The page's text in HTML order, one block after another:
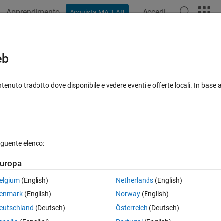
Apprendimento Acquista MATLAB Accedi
0 voti
a program which include plotting of graph. Now i want the program to
is executed/run. Can somebody asist.
tradotto dove disponibile e vedere eventi e offerte locali. In
elenco:
(English)
(English)
(Deutsch)
Netherlands(English)
Norway(English)
Österreich (Deutsch)